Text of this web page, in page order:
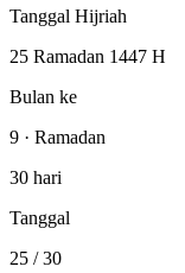
Tanggal Hijriah
25 Ramadan 1447 H
Bulan ke
9 · Ramadan
30 hari
Tanggal
25 / 30